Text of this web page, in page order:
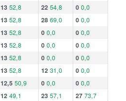
13 52,8 22 54,8 0 0,0
13 52,8 28 69,0 0 0,0
13 52,8 0 0,0 0 0,0
13 52,8 0 0,0 0 0,0
13 52,8 0 0,0 0 0,0
13 52,8 12 31,0 0 0,0
12,5 50,9 0 0,0 0 0,0
12 49,1 23 57,1 27 73,7